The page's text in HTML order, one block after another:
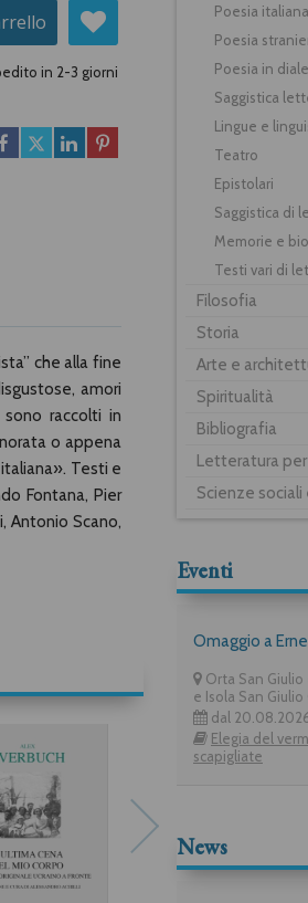
in 2-3 giorni
che alla fine
amori
raccolti in
o appena
Testi e
Fontana, Pier
Antonio Scano,
Poesia italiana
Poesia
Poesia in
Saggistica
Lingue e
Teatro
Epistolari
Saggistica di
Memorie e
Testi vari di
Filosofia
Storia
Arte e
Spiritualità
Bibliografia
Letteratura
Scienze
Eventi
Omaggio a
Orta San
e Isola San
dal
Elegia del
scapigliate
News